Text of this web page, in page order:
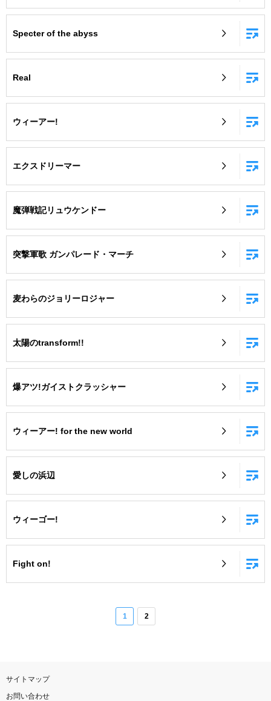
Specter of the abyss
Real
ウィーアー!
エクスドリーマー
魔弾戦記リュウケンドー
突撃軍歌 ガンパレード・マーチ
麦わらのジョリーロジャー
太陽のtransform!!
爆アツ!ガイストクラッシャー
ウィーアー! for the new world
愛しの浜辺
ウィーゴー!
Fight on!
1 2
サイトマップ
お問い合わせ